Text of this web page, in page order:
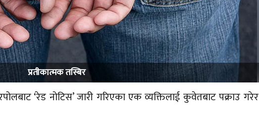
प्रतीकात्मक तस्बिर
‘रेड नोटिस’ जारी गरिएका एक व्यक्तिलाई कुवेतबाट पक्राउ गरेर